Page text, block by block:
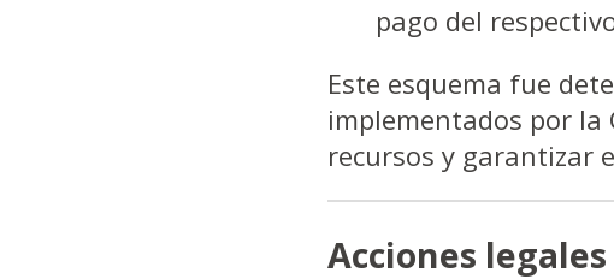
pago del
Este esquema fue
implementados por
recursos y garantizar
Acciones